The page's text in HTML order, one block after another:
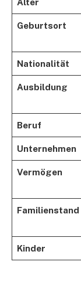
Alter
Geburtsort
Nationalität
Ausbildung
Beruf
Unternehmen
Vermögen
Familienstand
Kinder